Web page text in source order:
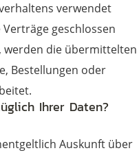
verwendet
geschlossen
werden die übermittelten
Bestellungen oder
Ihrer Daten?
Auskunft über